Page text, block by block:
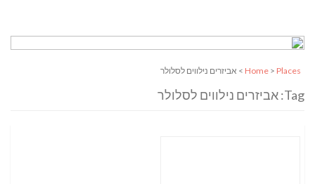
Home > Places > אביזרים נילווים לסלולר
Tag: אביזרים נילווים לסלולר